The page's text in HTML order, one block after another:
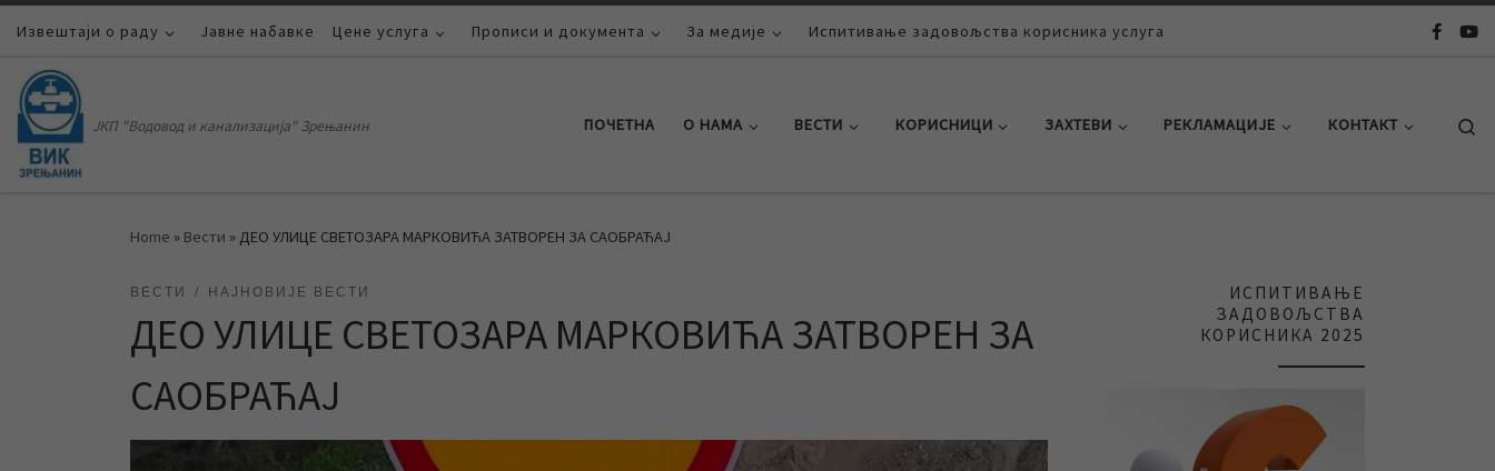
Skip to content
Извештаји о раду Јавне набавке Цене услуга Прописи и документа За медије Испитивање задовољства корисника услуга
ЈКП "Водовод и канализација" Зрењанин ПОЧЕТНА О НАМА ВЕСТИ КОРИСНИЦИ ЗАХТЕВИ РЕКЛАМАЦИЈЕ КОНТАКТ
Home » Вести » ДЕО УЛИЦЕ СВЕТОЗАРА МАРКОВИЋА ЗАТВОРЕН ЗА САОБРАЋАЈ
ВЕСТИ НАЈНОВИЈЕ ВЕСТИ
ДЕО УЛИЦЕ СВЕТОЗАРА МАРКОВИЋА ЗАТВОРЕН ЗА
САОБРАЋАЈ
ИСПИТИВАЊЕ
ЗАДОВОЉСТВА
КОРИСНИКА 2025